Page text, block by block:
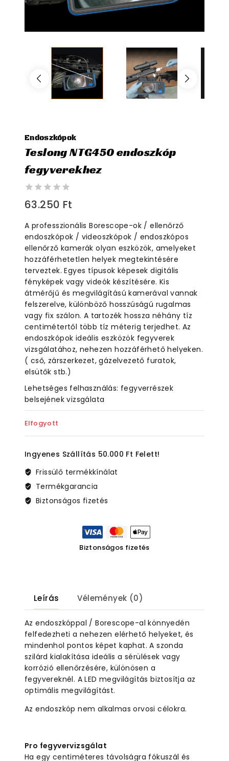
Endoszkópok
Teslong NTG450 endoszkóp
fegyverekhez
0
out
5
63.250 Ft
A professzionális Borescope-ok / ellenőrző
endoszkópok / videoszkópok / endoszkópos
ellenőrző kamerák olyan eszközök, amelyeket
hozzáférhetetlen helyek megtekintésére
terveztek. Egyes típusok képesek digitális
fényképek vagy videók készítésére. Kis
átmérőjű és megvilágítású kamerával vannak
felszerelve, különböző hosszúságú rugalmas
vagy fix szálon. A tartozék hossza néhány tíz
centimétertől több tíz méterig terjedhet. Az
endoszkópok ideális eszközök fegyverek
vizsgálatához, nehezen hozzáférhető helyeken.
( cső, zárszerkezet, gázelvezető furatok,
elsütők stb.)
Lehetséges felhasználás: fegyverrészek
belsejének vizsgálata
Elfogyott
Ingyenes Szállítás 50.000 Ft Felett!
Frissülő termékkínálat
Termékgarancia
Biztonságos fizetés
Biztonságos fizetés
Leírás Vélemények (0)
Az endoszkóppal / Borescope-al könnyedén
felfedezheti a nehezen elérhető helyeket, és
mindenhol pontos képet kaphat. A szonda
szilárd kialakítása ideális a sérülések vagy
korrózió ellenőrzésére, különösen a
fegyvereknél. A LED megvilágítás biztosítja az
optimális megvilágítást.
Az endoszkóp nem alkalmas orvosi célokra.
Pro fegyvervizsgálat
Ha egy centiméteres távolságra fókuszál és